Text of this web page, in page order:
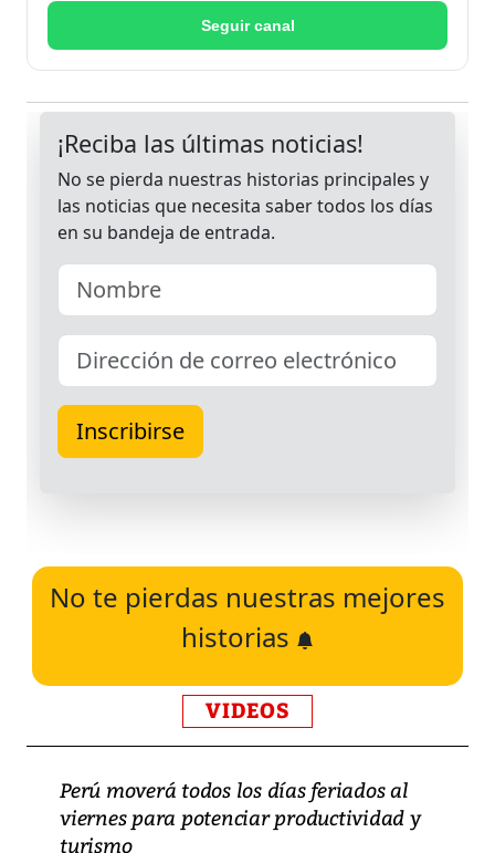
Seguir canal
No te pierdas nuestras mejores
historias
VIDEOS
Perú moverá todos los días feriados al
viernes para potenciar productividad y
turismo